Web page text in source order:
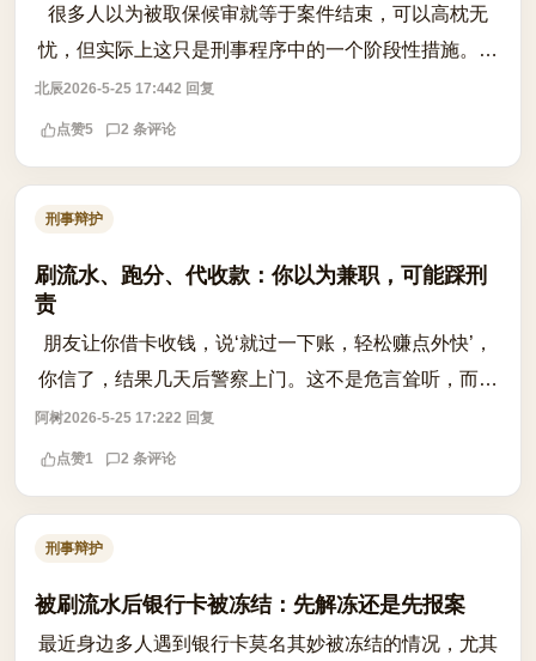
很多人以为被取保候审就等于案件结束，可以高枕无
忧，但实际上这只是刑事程序中的一个阶段性措施。取
保候审并不意味着案件终结，也不代表最终不会被起诉
或判刑。根据法律规定，取保候审是侦查阶...
北辰2026-5-25 17:442 回复
点赞5 2 条评论
刑事辩护
刷流水、跑分、代收款：你以为兼职，可能踩刑
责
朋友让你借卡收钱，说‘就过一下账，轻松赚点外快’，
你信了，结果几天后警察上门。这不是危言耸听，而是
真实发生的法律风险。近年来，利用银行卡、支付账户
为网络犯罪活动提供资金流转通道的行...
阿树2026-5-25 17:222 回复
点赞1 2 条评论
刑事辩护
被刷流水后银行卡被冻结：先解冻还是先报案
最近身边多人遇到银行卡莫名其妙被冻结的情况，尤其